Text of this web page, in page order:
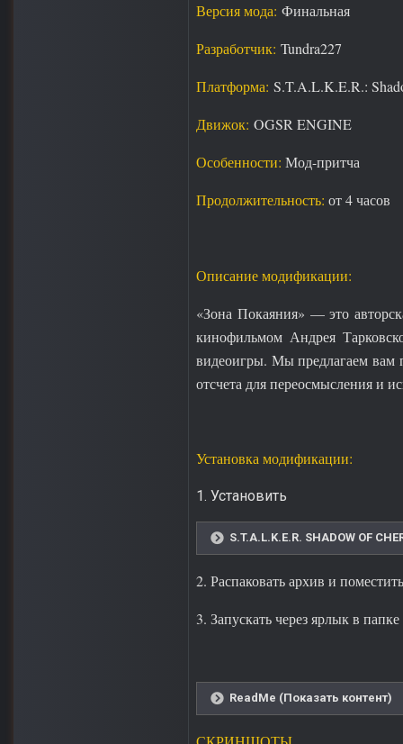
Версия мода: Финальная
Разработчик: Tundra227
Платформа: S.T.A.L.K.E.R.:
Движок: OGSR ENGINE
Особенности: Мод-притча
Продолжительность: от 4 часов
Описание модификации:
«Зона Покаяния» — это
кинофильмом Андрея
видеоигры. Мы предлагаем вам
отсчета для переосмысления и
Установка модификации:
1. Установить
S.T.A.L.K.E.R. SHADOW OF
2. Распаковать архив и
3. Запускать через ярлык в
ReadMe (Показать контент)